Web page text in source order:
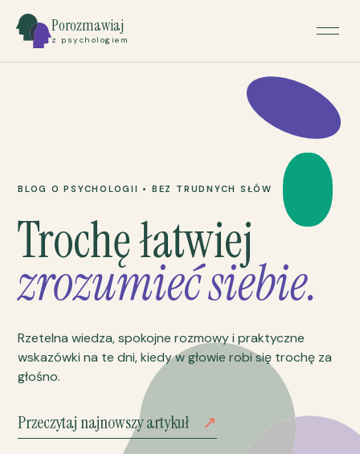
Porozmawiaj
z psychologiem
BLOG O PSYCHOLOGII • BEZ TRUDNYCH SŁÓW
Trochę łatwiej
zrozumieć siebie.
Rzetelna wiedza, spokojne rozmowy i praktyczne
wskazówki na te dni, kiedy w głowie robi się trochę za
głośno.
Przeczytaj najnowszy artykuł ↗